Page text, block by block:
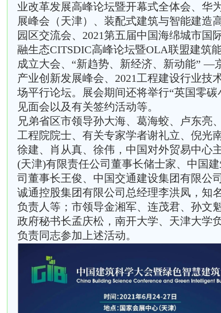
业改革发展高峰论坛暨开幕式全体会、华
展峰会（天津）、装配式建筑与智能建造
园区交流会、2021第五届中国海绵城市国
融生态CITSDIC高峰论坛暨OLA联盟建筑
成立大会、“新趋势、新经济、新动能” —
产业创新发展峰会、2021工程建设行业技
场平行论坛。展会期间还将举行“英国零
见面会以及有关签约活动等。
兄弟省区市领导孙大海、葛海蛟、卢东亮
工程院院士、有关专家学者谢礼立、倪光
徐建、肖从真、徐伟，中国对外贸易中心
(天津)有限责任公司董事长储士家、中国
司董事长王俊、中国交通建设集团有限公
诚通控股集团有限公司总经理李洪凤，知
负责人等；市领导金湘军、连茂君、孙文
政府秘书长孟庆松，南开大学、天津大学
负责同志参加上述活动。